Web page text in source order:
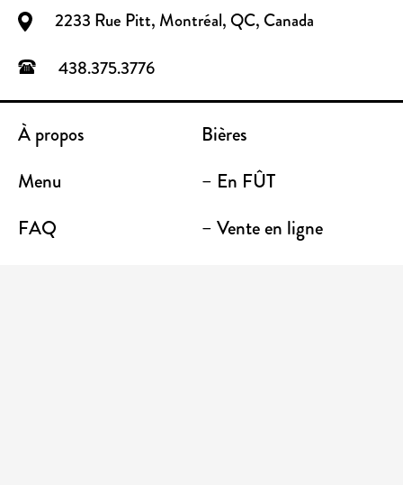
2233 Rue Pitt, Montréal, QC, Canada
438.375.3776
À propos
Bières
Menu
– En FÛT
FAQ
– Vente en ligne